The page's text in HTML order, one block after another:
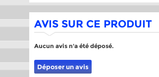
AVIS SUR CE PRODUIT
Aucun avis n'a été déposé.
Déposer un avis